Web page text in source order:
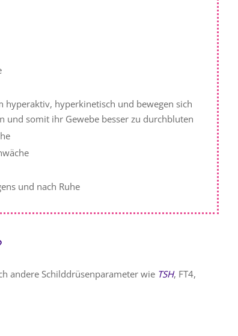
hyperaktiv, hyperkinetisch und bewegen sich
und somit ihr Gewebe besser zu durchbluten
und nach Ruhe
andere Schilddrüsenparameter wie TSH, FT4,